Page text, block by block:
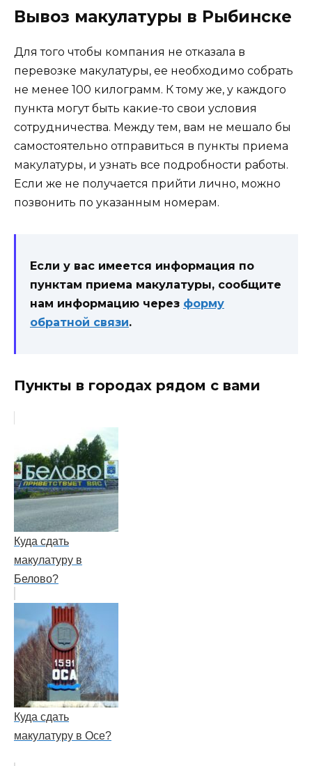
Вывоз макулатуры в Рыбинске
Для того чтобы компания не отказала в
перевозке макулатуры, ее необходимо собрать
не менее 100 килограмм. К тому же, у каждого
пункта могут быть какие-то свои условия
сотрудничества. Между тем, вам не мешало бы
самостоятельно отправиться в пункты приема
макулатуры, и узнать все подробности работы.
Если же не получается прийти лично, можно
позвонить по указанным номерам.
Если у вас имеется информация по
пунктам приема макулатуры, сообщите
нам информацию через форму
обратной связи.
Пункты в городах рядом с вами
Куда сдать
макулатуру в
Белово?
Куда сдать
макулатуру в Осе?